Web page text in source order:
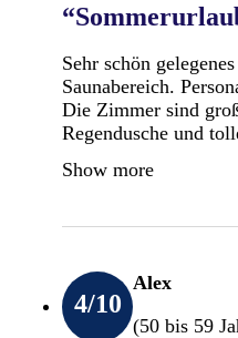
Sehr schön
Saunabereich.
Die Zimmer sind
Regendusche und
Show more
4/10
Alex
(50 bis 59